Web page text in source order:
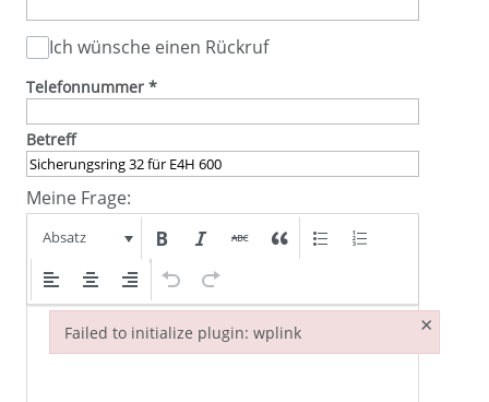
Ich wünsche einen Rückruf
Telefonnummer *
Betreff
Meine Frage:
Absatz
Failed to initialize plugin: wplink ×
Failed to initialize plugin: wplink